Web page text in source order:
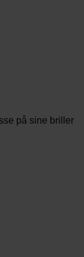
på sine briller